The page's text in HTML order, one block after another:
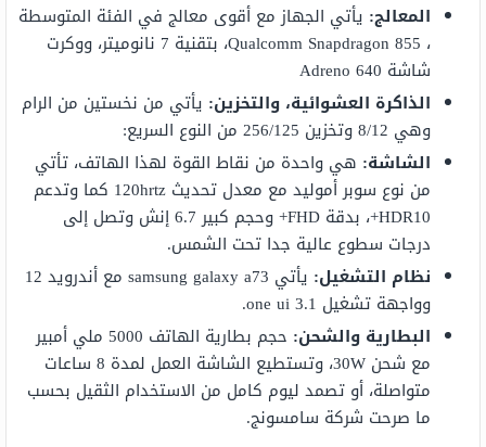
المعالج: يأتي الجهاز مع أقوى معالج في الفئة المتوسطة
، Qualcomm Snapdragon 855، بتقنية 7 نانوميتر، ووكرت
شاشة Adreno 640
الذاكرة العشوائية، والتخزين: يأتي من نخستين من الرام
وهي 8/12 وتخزين 256/125 من النوع السريع:
الشاشة: هي واحدة من نقاط القوة لهذا الهاتف، تأتي
من نوع سوبر أموليد مع معدل تحديث 120hrtz كما وتدعم
HDR10+، بدقة FHD+ وحجم كبير 6.7 إنش وتصل إلى
درجات سطوع عالية جدا تحت الشمس.
نظام التشغيل:
يأتي samsung galaxy a73 مع أندرويد 12
وواجهة تشغيل one ui 3.1.
البطارية والشحن:
حجم بطارية الهاتف 5000 ملي أمبير
مع شحن 30W، وتستطيع الشاشة العمل لمدة 8 ساعات
متواصلة، أو تصمد ليوم كامل من الاستخدام الثقيل بحسب
ما صرحت شركة سامسونج.